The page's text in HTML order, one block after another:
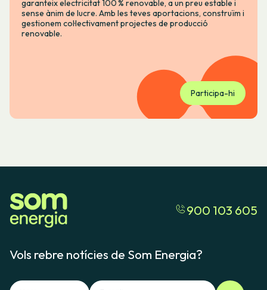
garanteix electricitat 100 % renovable, a un preu estable i
sense ànim de lucre. Amb les teves aportacions, construïm i
gestionem col·lectivament projectes de producció
renovable.
Participa-hi
900 103 605
Vols rebre notícies de Som Energia?